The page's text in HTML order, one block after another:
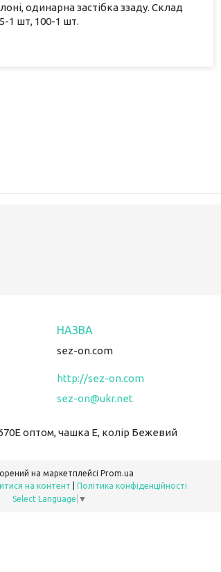
одинарна застібка ззаду. Склад
1 шт, 100-1 шт.
sez-on.com
http://sez-on.com
sez-on@ukr.net
оптом, чашка E, колір Бежевий
на маркетплейсі Prom.ua
на контент
Політика конфіденційності
Select Language ▼